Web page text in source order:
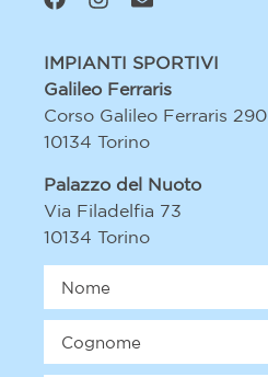
IMPIANTI SPORTIVI
Galileo Ferraris
Corso Galileo Ferraris 290
10134 Torino
Palazzo del Nuoto
Via Filadelfia 73
10134 Torino